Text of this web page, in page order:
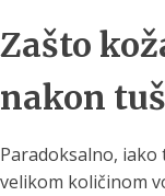
Zašto
nakon
Paradoksalno,
velikom količinom